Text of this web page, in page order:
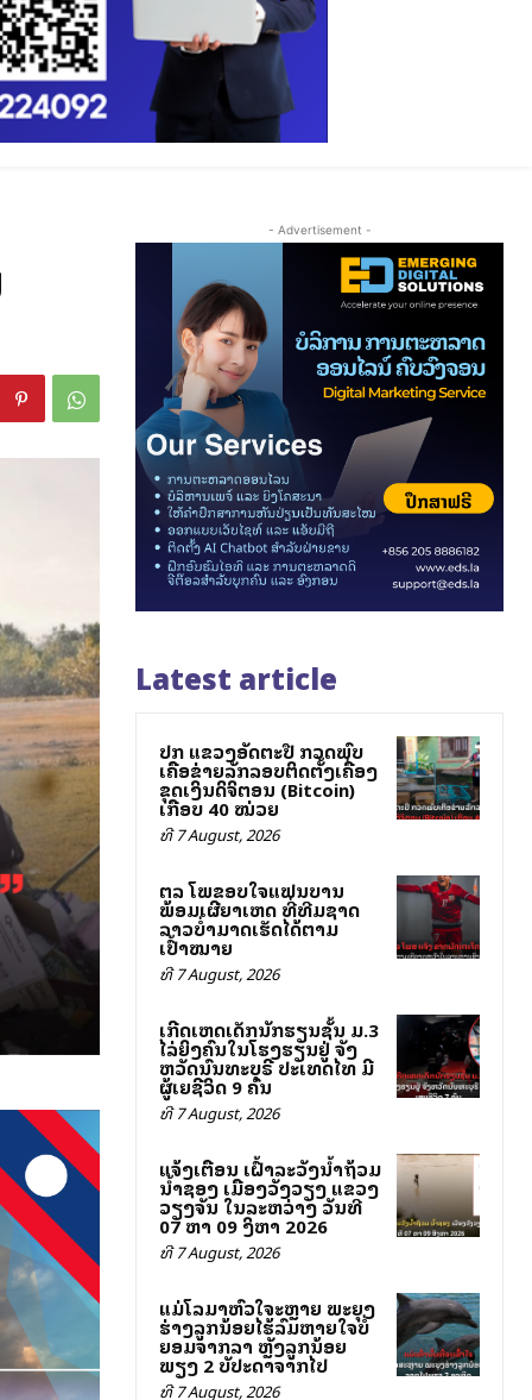
- Advertisement -
Latest article
ປກສ ແຂວງອັດຕະປື ກວດພົບ
ເຄືອຂ່າຍລັກລອບຕິດຕັ້ງເຄື່ອງ
ຂຸດເງິນດິຈິຕອນ (Bitcoin)
ເກືອບ 40 ໝ່ວຍ
ທີ 7 August, 2026
ສຕລ ໂພສຂອບໃຈແຟນບານ
ພ້ອມເຜີຍສາເຫດ ທີ່ທີມຊາດ
ລາວບໍ່ສາມາດເຮັດໄດ້ຕາມ
ເປົ້າໝາຍ
ທີ 7 August, 2026
ເກີດເຫດເດັກນັກຮຽນຊັ້ນ ມ.3
ໄລ່ຍິງຄົນໃນໂຮງຮຽນຢູ່ ຈັງ
ຫວັດນົນທະບຸຣີ ປະເທດໄທ ມີ
ຜູ້ເສຍຊີວິດ 9 ຄົນ
ທີ 7 August, 2026
ແຈ້ງເຕືອນ ເຝົ້າລະວັງນ້ຳຖ້ວມ
ນ້ຳຊອງ ເມືອງວັງວຽງ ແຂວງ
ວຽງຈັນ ໃນລະຫວ່າງ ວັນທີ
07 ຫາ 09 ສິງຫາ 2026
ທີ 7 August, 2026
ແມ່ໂລມາຫົວໃຈສະຫຼາຍ ພະຍຸງ
ຮ່າງລູກນ້ອຍໄຮ້ລົມຫາຍໃຈບໍ່
ຍອມຈາກລາ ຫຼັງລູກນ້ອຍ
ພຽງ 2 ສັບປະດາຈາກໄປ
ທີ 7 August, 2026